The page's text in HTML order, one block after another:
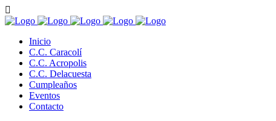
Inicio
C.C. Caracolí
C.C. Acropolis
C.C. Delacuesta
Cumpleaños
Eventos
Contacto